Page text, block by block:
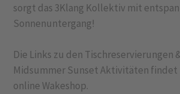
sorgt das 3Klang Kollektiv mit
Sonnenuntergang!
Die Links zu den Tischreservierungen
Midsummer Sunset Aktivitäten findet
online Wakeshop.